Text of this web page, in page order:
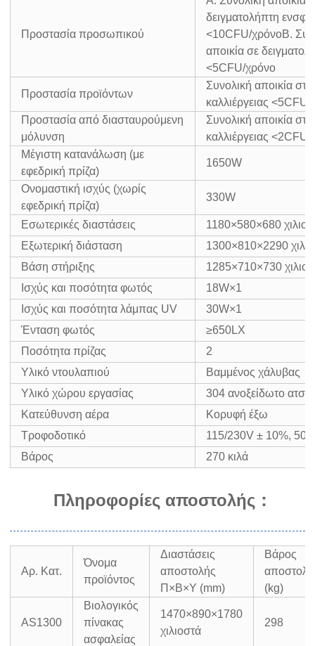
Προστασία προσωπικού
δειγματολήπτη
<10CFU/χρόνοΒ.
αποικία σε
<5CFU/χρόνο
Προστασία προϊόντων
Συνολική αποικία
καλλιέργειας
Προστασία από διασταυρούμενη
μόλυνση
Συνολική αποικία
καλλιέργειας
Μέγιστη κατανάλωση (με
εφεδρική πρίζα)
1650W
Ονομαστική ισχύς (χωρίς
εφεδρική πρίζα)
330W
Εσωτερικές διαστάσεις
1180×580×680
Εξωτερική διάσταση
1300×810×2290
Βάση στήριξης
1285×710×730
Ισχύς και ποσότητα φωτός
18W×1
Ισχύς και ποσότητα λάμπας UV
30W×1
Ένταση φωτός
≥650LX
Ποσότητα πρίζας
2
Υλικό ντουλαπιού
Βαμμένος χάλυβας
Υλικό χώρου εργασίας
304 ανοξείδωτο
Κατεύθυνση αέρα
Κορυφή έξω
Τροφοδοτικό
115/230V ± 10%, 50/
Βάρος
270 κιλά
Πληροφορίες αποστολής ：
Αρ. Κατ.
Όνομα
προϊόντος
Διαστάσεις
αποστολής
Π×Β×Υ (mm)
Βάρος
(kg)
AS1300
Βιολογικός
πίνακας
ασφαλείας
1470×890×1780
χιλιοστά
298